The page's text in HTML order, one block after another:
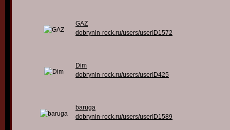
GAZ
dobrynin-rock.ru/users/userID1572
Dim
dobrynin-rock.ru/users/userID425
baruga
dobrynin-rock.ru/users/userID1589